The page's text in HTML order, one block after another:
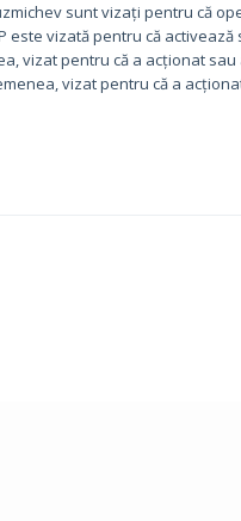
sunt vizați pentru că
este vizată pentru că
vizat pentru că a acționat
vizat pentru că a